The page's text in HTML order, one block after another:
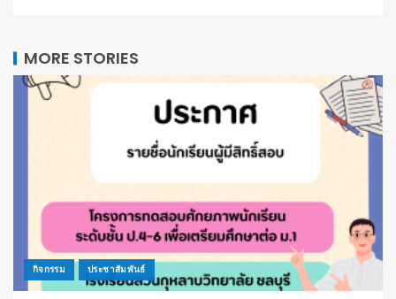
MORE STORIES
กิจกรรม ประชาสัมพันธ์